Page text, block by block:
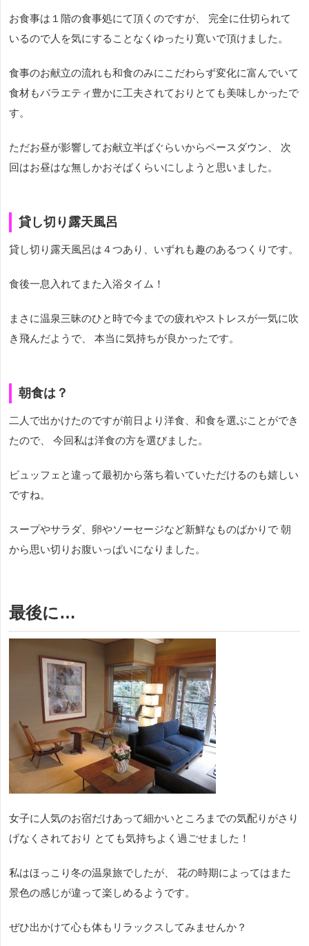
お食事は１階の食事処にて頂くのですが、 完全に仕切られて
いるので人を気にすることなくゆったり寛いで頂けました。
食事のお献立の流れも和食のみにこだわらず変化に富んでいて
食材もバラエティ豊かに工夫されておりとても美味しかったで
す。
ただお昼が影響してお献立半ばぐらいからペースダウン、 次
回はお昼はな無しかおそばくらいにしようと思いました。
貸し切り露天風呂
貸し切り露天風呂は４つあり、いずれも趣のあるつくりです。
食後一息入れてまた入浴タイム！
まさに温泉三昧のひと時で今までの疲れやストレスが一気に吹
き飛んだようで、 本当に気持ちが良かったです。
朝食は？
二人で出かけたのですが前日より洋食、和食を選ぶことができ
たので、 今回私は洋食の方を選びました。
ビュッフェと違って最初から落ち着いていただけるのも嬉しい
ですね。
スープやサラダ、卵やソーセージなど新鮮なものばかりで 朝
から思い切りお腹いっぱいになりました。
最後に…
女子に人気のお宿だけあって細かいところまでの気配りがさり
げなくされており とても気持ちよく過ごせました！
私はほっこり冬の温泉旅でしたが、 花の時期によってはまた
景色の感じが違って楽しめるようです。
ぜひ出かけて心も体もリラックスしてみませんか？